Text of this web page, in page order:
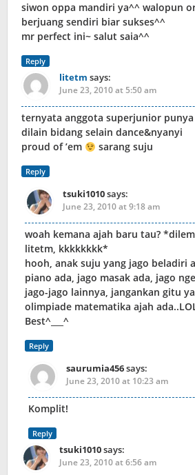
siwon oppa mandiri ya^^ walopun
berjuang sendiri biar sukses^^
mr perfect ini~ salut saia^^
Reply
litetm says:
June 23, 2010 at 5:50 am
ternyata anggota superjunior
dilain bidang selain dance&nyanyi
proud of ’em
sarang suju
Reply
tsuki1010says:
June 23, 2010 at 9:18 am
woah kemana ajah baru tau?
litetm, kkkkkkkk*
hooh, anak suju yang jago beladiri
piano ada, jago masak ada, jago
jago-jago lainnya, jangankan gitu
olimpiade matematika ajah
Best^___^
Reply
saurumia456says:
June 23, 2010 at 10:23 am
Komplit!
Reply
tsuki1010says:
June 23, 2010 at 6:56 am